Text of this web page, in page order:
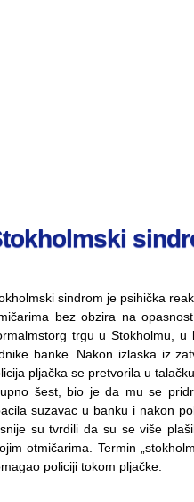
sindrom je psihička
bez obzira na
trgu u Stokholmu,
banke. Nakon izlaska iz
pljačka se pretvorila u
šest, bio je da mu se
suzavac u banku i nakon
su tvrdili da su se više
otmičarima. Termin
policiji tokom pljačke.